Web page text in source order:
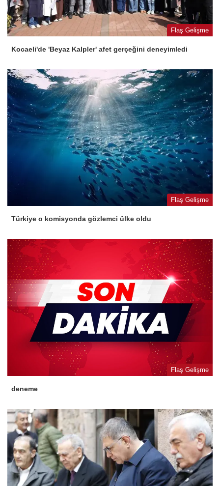
Flaş Gelişme
Kocaeli'de 'Beyaz Kalpler' afet gerçeğini deneyimledi
Flaş Gelişme
Türkiye o komisyonda gözlemci ülke oldu
Flaş Gelişme
deneme